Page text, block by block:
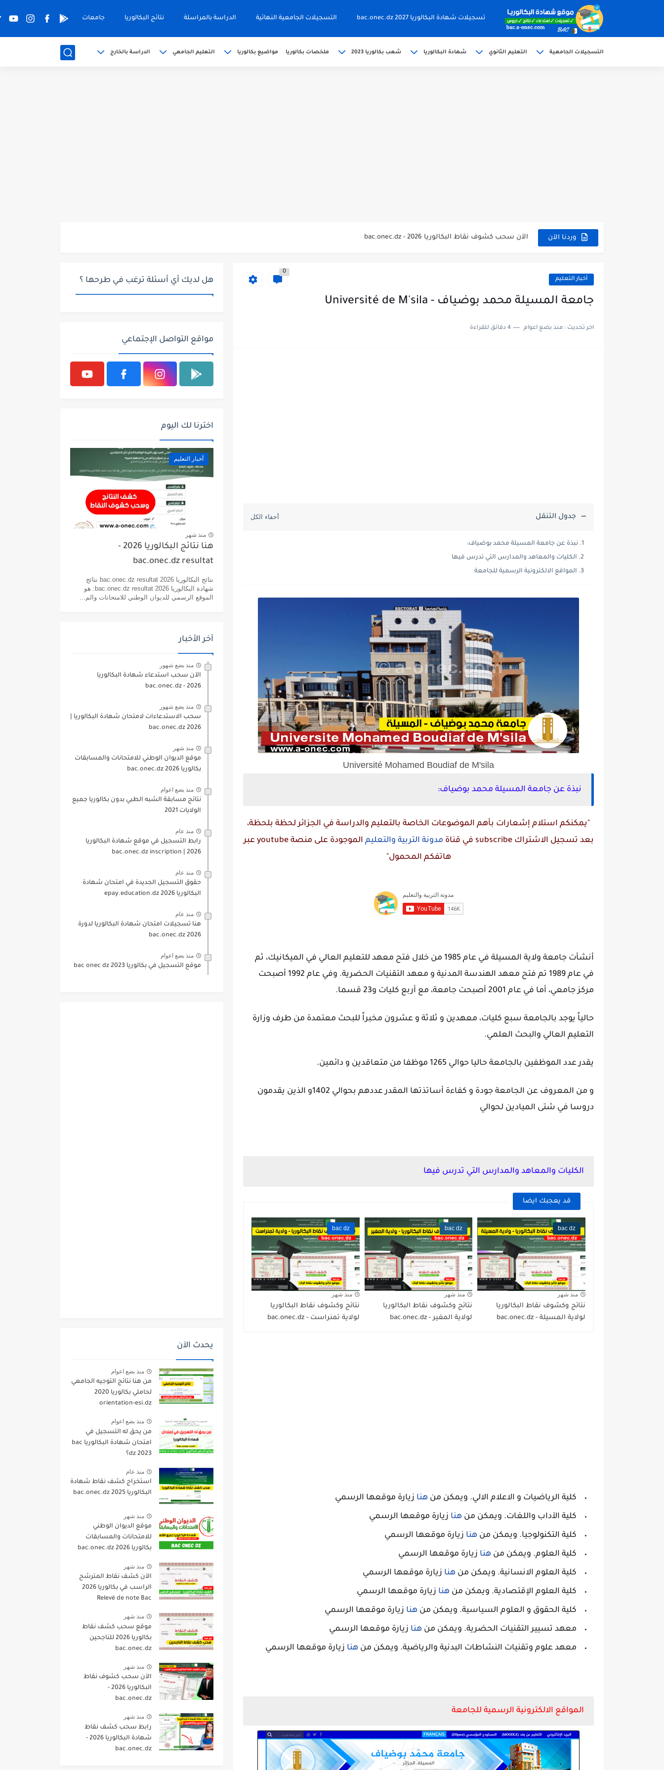
تسجيلات شهادة البكالوريا 2027 bac.onec.dz التسجيلات الجامعية النهائية الدراسة بالمراسلة نتائج البكالوريا جامعات
التسجيلات الجامعية التعليم الثانوي شهادة البكالوريا شعب بكالوريا 2023 ملخصات بكالوريا مواضيع بكالوريا التعليم الجامعي الدراسة بالخارج
وردنا الآن الآن سحب كشوف نقاط البكالوريا 2026 - bac.onec.dz
استخراج كشف نقاط شهادة البكالوريا 2026 bac.onec.dz relevè
أخبار التعليم
0
جامعة المسيلة محمد بوضياف - Université de M'sila
اخر تحديث : منذ بضع اعوام 4 دقائق للقراءة
جدول التنقل
نبذة عن جامعة المسيلة محمد بوضياف:
الكليات والمعاهد والمدارس التي تدرس فيها
المواقع الالكترونية الرسمية للجامعة
Université Mohamed Boudiaf de M'sila
نبذة عن جامعة المسيلة محمد بوضياف:
"يمكنكم استلام إشعارات بأهم الموضوعات الخاصة بالتعليم والدراسة في الجزائر لحظة بلحظة،
بعد تسجيل الاشتراكsubscribe في قناة مدونة التربية والتعليم الموجودة على منصةyoutube عبر
هاتفكم المحمول"
أنشأت جامعة ولاية المسيلة في عام 1985 من خلال فتح معهد للتعليم العالي في الميكانيك، ثم
في عام 1989 تم فتح معهد الهندسة المدنية و معهد التقنيات الحضرية. وفي عام 1992 أصبحت
مركز جامعي، أما في عام 2001 أصبحت جامعة، مع أربع كليات و23 قسما.
حالياً يوجد بالجامعة سبع كليات، معهدين و ثلاثة و عشرون مخبراً للبحث معتمدة من طرف وزارة
التعليم العالي والبحث العلمي.
يقدر عدد الموظفين بالجامعة حاليا حوالي 1265 موظفا من متعاقدين و دائمين.
و من المعروف عن الجامعة جودة و كفاءة أساتذتها المقدر عددهم بحوالي 1402و الذين يقدمون
دروسا في شتى الميادين لحوالي
الكليات والمعاهد والمدارس التي تدرس فيها
قد يعجبك ايضا
bac dz
منذ شهر
نتائج وكشوف نقاط البكالوريا
لولاية المسيلة - bac.onec.dz
bac dz
منذ شهر
نتائج وكشوف نقاط البكالوريا
لولاية المغير - bac.onec.dz
bac dz
منذ شهر
نتائج وكشوف نقاط البكالوريا
لولاية تمنراست - bac.onec.dz
كلية الرياضيات و الاعلام الالي. ويمكن من هنا زيارة موقعها الرسمي
كلية الآداب واللغات. ويمكن من هنا زيارة موقعها الرسمي
كلية التكنولوجيا. ويمكن من هنا زيارة موقعها الرسمي
كلية العلوم. ويمكن من هنا زيارة موقعها الرسمي
كلية العلوم الانسانية. ويمكن من هنا زيارة موقعها الرسمي
كلية العلوم الإقتصادية. ويمكن من هنا زيارة موقعها الرسمي
كلية الحقوق و العلوم السياسية. ويمكن من هنا زيارة موقعها الرسمي
معهد تسيير التقنيات الحضرية. ويمكن من هنا زيارة موقعها الرسمي
معهد علوم وتقنيات النشاطات البدنية والرياضية. ويمكن من هنا زيارة موقعها الرسمي
المواقع الالكترونية الرسمية للجامعة
هل لديك أي أسئلة ترغب في طرحها ؟
مواقع التواصل الإجتماعي
اخترنا لك اليوم
أخبار التعليم
منذ شهر
هنا نتائج البكالوريا 2026 -
bac.onec.dz resultat
نتائج البكالوريا 2026 bac.onec.dz resultat نتائج
شهادة البكالوريا 2026 bac.onec.dz resultat: هو
الموقع الرسمي للديوان الوطني للامتحانات والم...
آخر الأخبار
منذ بضع شهور
الآن سحب استدعاء شهادة البكالوريا
bac.onec.dz - 2026
منذ بضع شهور
سحب الاستدعاءات لامتحان شهادة البكالوريا |
2026 bac.onec.dz
منذ شهر
موقع الديوان الوطني للامتحانات والمسابقات
بكالوريا 2026 bac.onec.dz
منذ بضع اعوام
نتائج مسابقة الشبه الطبي بدون بكالوريا جميع
الولايات 2021
منذ عام
رابط التسجيل في موقع شهادة البكالوريا
2026 | bac.onec.dz inscription
منذ عام
حقوق التسجيل الجديدة في امتحان شهادة
البكالوريا 2026 epay.education.dz
منذ عام
هنا تسجيلات امتحان شهادة البكالوريا لدورة
2026 bac.onec.dz
منذ بضع اعوام
موقع التسجيل في بكالوريا 2023 bac onec dz
يحدث الآن
منذ بضع اعوام
من هنا نتائج التوجيه الجامعي
لحاملي بكالوريا 2020
orientation-esi.dz
منذ بضع اعوام
من يحق له التسجيل في
امتحان شهادة البكالوريا bac
dz 2023؟
منذ عام
استخراج كشف نقاط شهادة
البكالوريا 2025 bac.onec.dz
منذ شهر
موقع الديوان الوطني
للامتحانات والمسابقات
بكالوريا 2026 bac.onec.dz
منذ شهر
الآن كشف نقاط المترشح
الراسب في بكالوريا 2026
Relevé de note Bac
منذ شهر
موقع سحب كشف نقاط
بكالوريا 2026 للناجحين
bac.onec.dz
منذ شهر
الآن سحب كشوف نقاط
البكالوريا 2026 -
bac.onec.dz
منذ شهر
رابط سحب كشف نقاط
شهادة البكالوريا 2026 -
bac.onec.dz